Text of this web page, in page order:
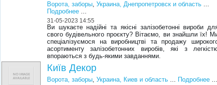
Ворота, заборы,Украина, Днепропетровск и область ...
Подробнее ...
31-05-2023 14:55
Ви шукаєте надійні та якісні залізобетонні вироби
свого будівельного проєкту? Вітаємо, ви знайшли їх!
спеціалізуємося на виробництві та продажу
асортименту залізобетонних виробів, які з
впораються з будь-якими завданнями.
Київ Декор
Ворота, заборы,Украина, Киев и область ... Подробнее